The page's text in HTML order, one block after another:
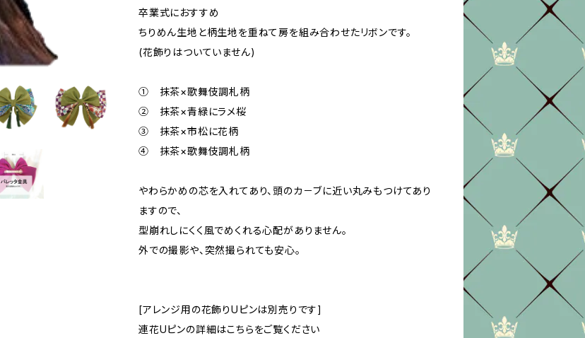
卒業式におすすめ
ちりめん生地と柄生地を重ねて房を組み合わせたリボンです。
(花飾りはついていません)
① 抹茶×歌舞伎調札柄
② 抹茶×青緑にラメ桜
③ 抹茶×市松に花柄
④ 抹茶×歌舞伎調札柄
やわらかめの芯を入れてあり、頭のカ－ブに近い丸みもつけてあり
ますので、
型崩れしにくく風でめくれる心配がありません。
外での撮影や、突然撮られても安心。
[アレンジ用の花飾りUピンは別売りです]
連花Uピンの詳細はこちらをご覧ください